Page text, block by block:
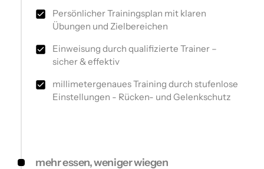
Persönlicher Trainingsplan mit klaren
Übungen und Zielbereichen
Einweisung durch qualifizierte Trainer –
sicher & effektiv
millimetergenaues Training durch stufenlose
Einstellungen - Rücken- und Gelenkschutz
mehr essen, weniger wiegen